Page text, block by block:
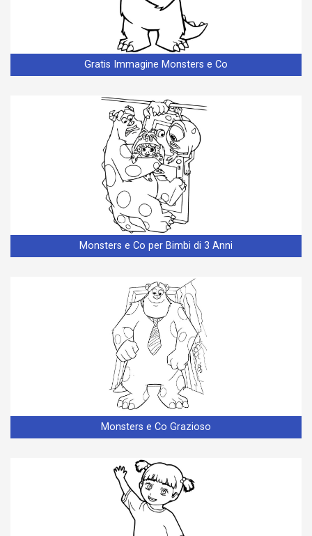
Gratis Immagine Monsters e Co
Monsters e Co per Bimbi di 3 Anni
Monsters e Co Grazioso